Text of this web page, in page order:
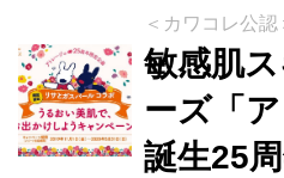
＜カワコレ公
敏感肌
ーズ「
誕生25